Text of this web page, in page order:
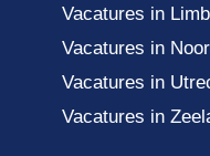
Vacatures in
Vacatures in
Vacatures in
Vacatures in